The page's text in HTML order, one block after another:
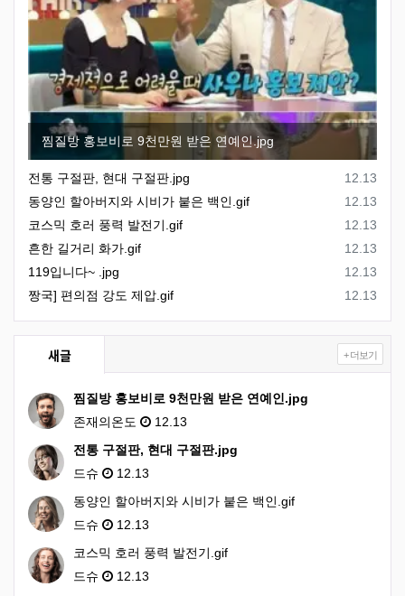
찜질방 홍보비로 9천만원 받은 연예인.jpg
등록일
12.13
전통 구절판, 현대 구절판.jpg
등록일
12.13
동양인 할아버지와 시비가 붙은 백인.gif
등록일
12.13
코스믹 호러 풍력 발전기.gif
등록일
12.13
흔한 길거리 화가.gif
등록일
12.13
119입니다~ .jpg
등록일
12.13
짱국] 편의점 강도 제압.gif
새글 + 더보기
찜질방 홍보비로 9천만원 받은 연예인.jpg
존재의온도
12.13
전통 구절판, 현대 구절판.jpg
드슈
12.13
동양인 할아버지와 시비가 붙은 백인.gif
드슈
12.13
코스믹 호러 풍력 발전기.gif
드슈
12.13